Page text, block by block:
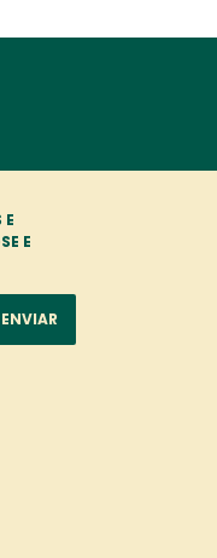
E
E